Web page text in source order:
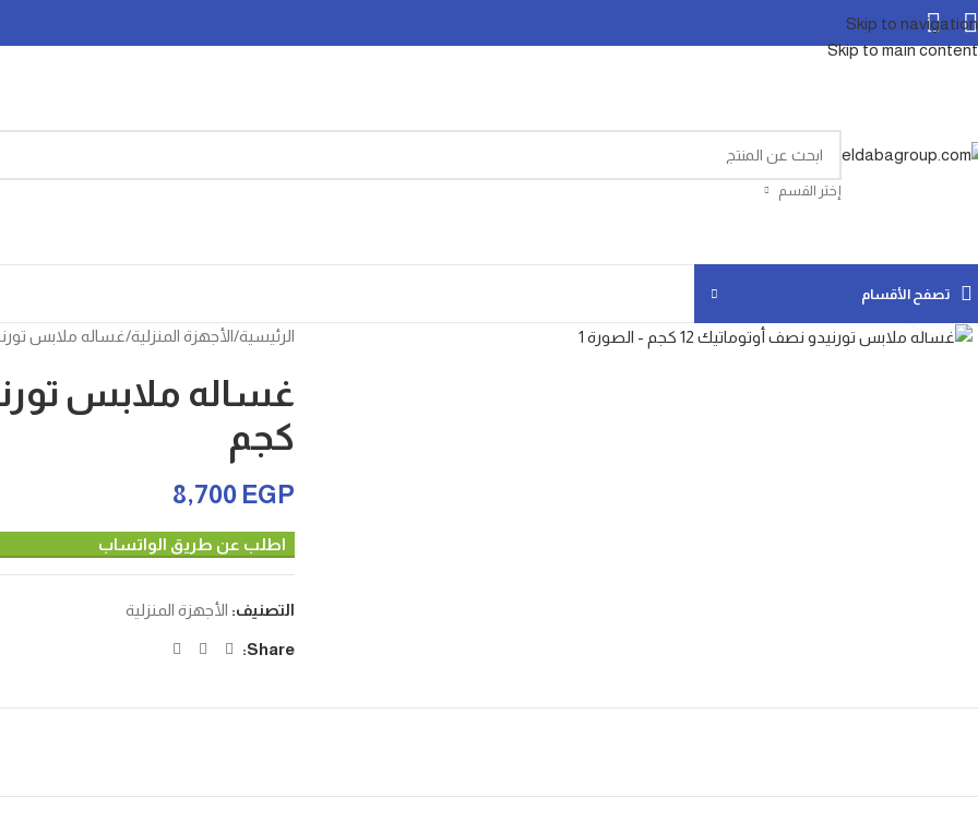
Skip to navigation
Skip to main content
إختر القسم
تصفح الأقسام
Click to enlarge
الرئيسية الأجهزة المنزلية غساله ملابس
كجم
8,700 EGP
اطلب عن طريق الواتساب
التصنيف: الأجهزة المنزلية
Share: